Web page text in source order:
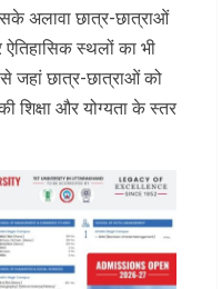
अलावा छात्र-छात्राओं
स्थलों का भी
जहां छात्र-छात्राओं को
शिक्षा और योग्यता के स्तर